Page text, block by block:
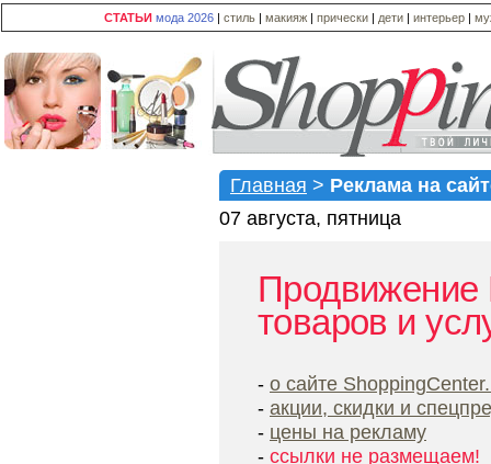
СТАТЬИ мода 2026 | стиль | макияж | прически | дети | интерьер |
Главная > Реклама на
07 августа, пятница
Продвижение
товаров и
- о сайте
- акции, скидки и
- цены на рекламу
- ссылки не размещаем!